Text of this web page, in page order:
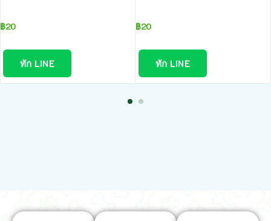
฿20
ทัก LINE
฿20
ทัก LINE